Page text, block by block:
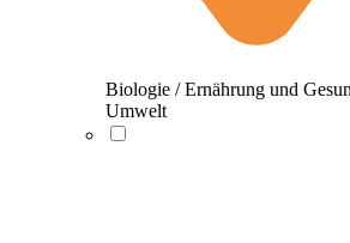
Biologie / Ernährung und
Umwelt